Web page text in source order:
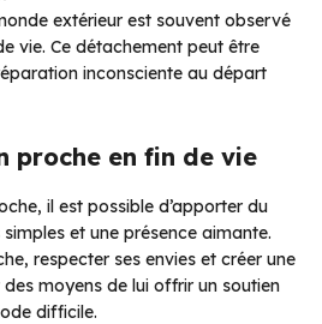
extérieur est souvent observé
vie. Ce détachement peut être
inconsciente au départ
proche en fin de vie
il est possible d’apporter du
et une présence aimante.
respecter ses envies et créer une
moyens de lui offrir un soutien
difficile.